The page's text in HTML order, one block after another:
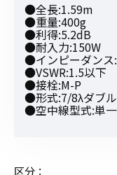
●全長:1.59m
●重量:400g
●利得:5.2dB
●耐入力:150W
●インピーダン
●VSWR:1.5以下
●接栓:M-P
●形式:7/8λダブ
●空中線型式:単一
区分